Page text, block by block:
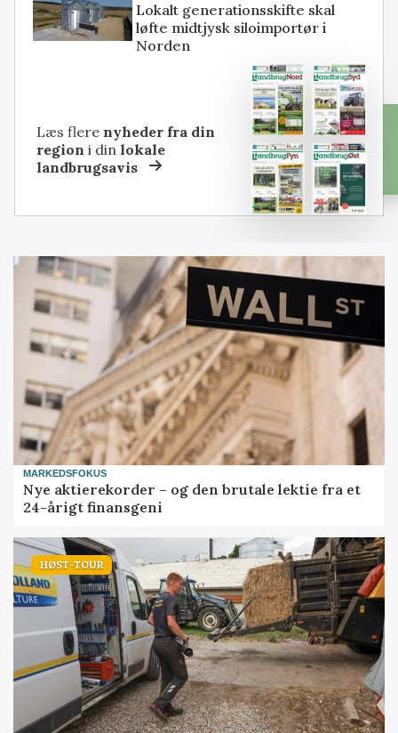
Lokalt generationsskifte skal
løfte midtjysk siloimportør i
Norden
Læs flere nyheder fra din
region i dinlokale
landbrugsavis
MARKEDSFOKUS
Nye aktierekorder – og den brutale lektie fra et
24-årigt finansgeni
HØST-TOUR